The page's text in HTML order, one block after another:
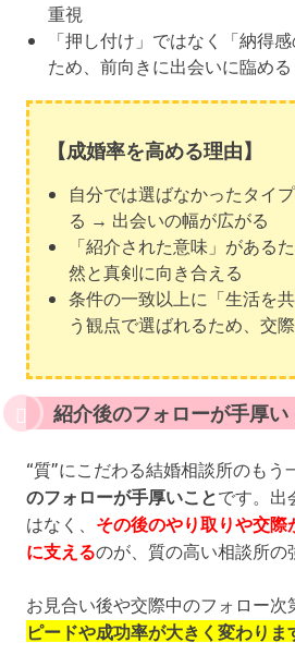
重視
「押し付け」ではなく「納得
ため、前向きに出会いに臨める
【成婚率を高める理由】
自分では選ばなかったタイ
る → 出会いの幅が広がる
「紹介された意味」がある
然と真剣に向き合える
条件の一致以上に「生活を
う観点で選ばれるため、交
紹介後のフォローが手厚い
“質”にこだわる結婚相談所のもう
のフォローが手厚いことです。出
はなく、 その後のやり取りや交際
に支えるのが、質の高い相談所の
お見合い後や交際中のフォロー次
ピードや成功率が大きく変わりま